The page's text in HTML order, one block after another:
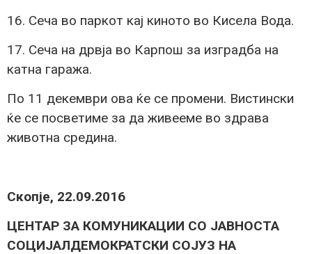
16. Сеча во паркот кај киното во Кисела Вода.
17. Сеча на дрвја во Карпош за изградба на
катна гаража.
По 11 декември ова ќе се промени. Вистински
ќе се посветиме за да живееме во здрава
животна средина.
Скопје, 22.09.2016
ЦЕНТАР ЗА КОМУНИКАЦИИ СО ЈАВНОСТА
СОЦИЈАЛДЕМОКРАТСКИ СОЈУЗ НА